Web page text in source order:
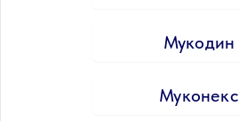
Мукодин
Муконекс